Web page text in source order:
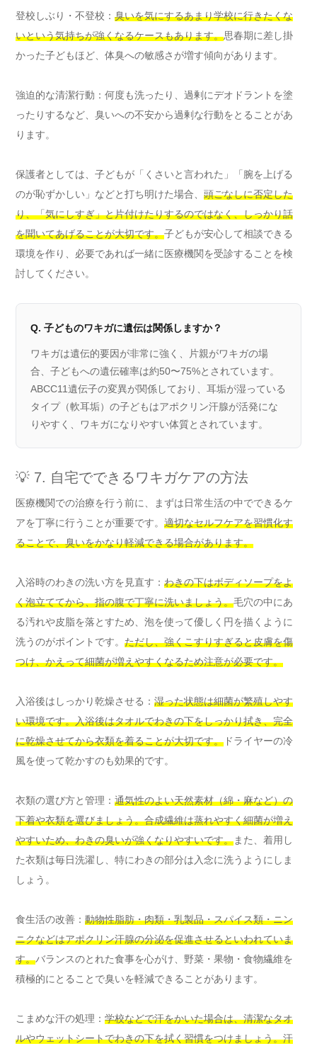
登校しぶり・不登校： 臭いを気にするあまり学校に行きたくな
いという気持ちが強くなるケースもあります。思春期に差し掛
かった子どもほど、体臭への敏感さが増す傾向があります。
強迫的な清潔行動：何度も洗ったり、過剰にデオドラントを塗
ったりするなど、臭いへの不安から過剰な行動をとることがあ
ります。
保護者としては、子どもが「くさいと言われた」「腕を上げる
のが恥ずかしい」などと打ち明けた場合、 頭ごなしに否定した
り、「気にしすぎ」と片付けたりするのではなく、しっかり話
を聞いてあげることが大切です。子どもが安心して相談できる
環境を作り、必要であれば一緒に医療機関を受診することを検
討してください。
Q. 子どものワキガに遺伝は関係しますか？
ワキガは遺伝的要因が非常に強く、片親がワキガの場
合、子どもへの遺伝確率は約50〜75%とされています。
ABCC11遺伝子の変異が関係しており、耳垢が湿っている
タイプ（軟耳垢）の子どもはアポクリン汗腺が活発にな
りやすく、ワキガになりやすい体質とされています。
💡 7. 自宅でできるワキガケアの方法
医療機関での治療を行う前に、まずは日常生活の中でできるケ
アを丁寧に行うことが重要です。 適切なセルフケアを習慣化す
ることで、臭いをかなり軽減できる場合があります。
入浴時のわきの洗い方を見直す： わきの下はボディソープをよ
く泡立ててから、指の腹で丁寧に洗いましょう。毛穴の中にあ
る汚れや皮脂を落とすため、泡を使って優しく円を描くように
洗うのがポイントです。 ただし、強くこすりすぎると皮膚を傷
つけ、かえって細菌が増えやすくなるため注意が必要です。
入浴後はしっかり乾燥させる： 湿った状態は細菌が繁殖しやす
い環境です。入浴後はタオルでわきの下をしっかり拭き、完全
に乾燥させてから衣類を着ることが大切です。 ドライヤーの冷
風を使って乾かすのも効果的です。
衣類の選び方と管理： 通気性のよい天然素材（綿・麻など）の
下着や衣類を選びましょう。合成繊維は蒸れやすく細菌が増え
やすいため、わきの臭いが強くなりやすいです。また、着用し
た衣類は毎日洗濯し、特にわきの部分は入念に洗うようにしま
しょう。
食生活の改善： 動物性脂肪・肉類・乳製品・スパイス類・ニン
ニクなどはアポクリン汗腺の分泌を促進させるといわれていま
す。バランスのとれた食事を心がけ、野菜・果物・食物繊維を
積極的にとることで臭いを軽減できることがあります。
こまめな汗の処理： 学校などで汗をかいた場合は、清潔なタオ
ルやウェットシートでわきの下を拭く習慣をつけましょう。汗